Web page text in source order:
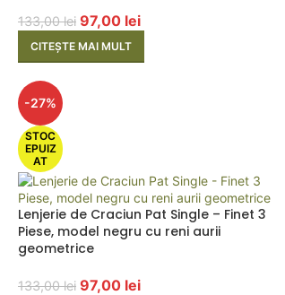
133,00lei 97,00 lei
CITEȘTE MAI MULT
-27%
STOC
EPUIZ
AT
Lenjerie de Craciun Pat Single – Finet 3
Piese, model negru cu reni aurii
geometrice
133,00lei 97,00 lei